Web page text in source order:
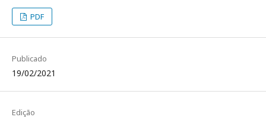
PDF
Publicado
19/02/2021
Edição